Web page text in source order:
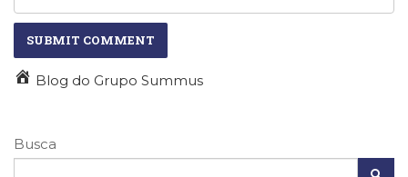
Blog do Grupo Summus
Busca